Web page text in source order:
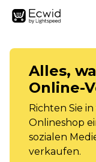
Alles,
Online-
Richten Sie
Onlineshop
sozialen
verkaufen.